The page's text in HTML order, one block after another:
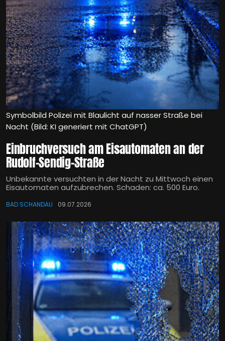
Symbolbild Polizei mit Blaulicht auf nasser Straße bei
Nacht (Bild: KI generiert mit ChatGPT)
Einbruchversuch am Eisautomaten an der
Rudolf-Sendig-Straße
Unbekannte versuchten in der Nacht zu Mittwoch einen
Eisautomaten aufzubrechen. Schaden: ca. 500 Euro.
BAD SCHANDAU 09.07.2026